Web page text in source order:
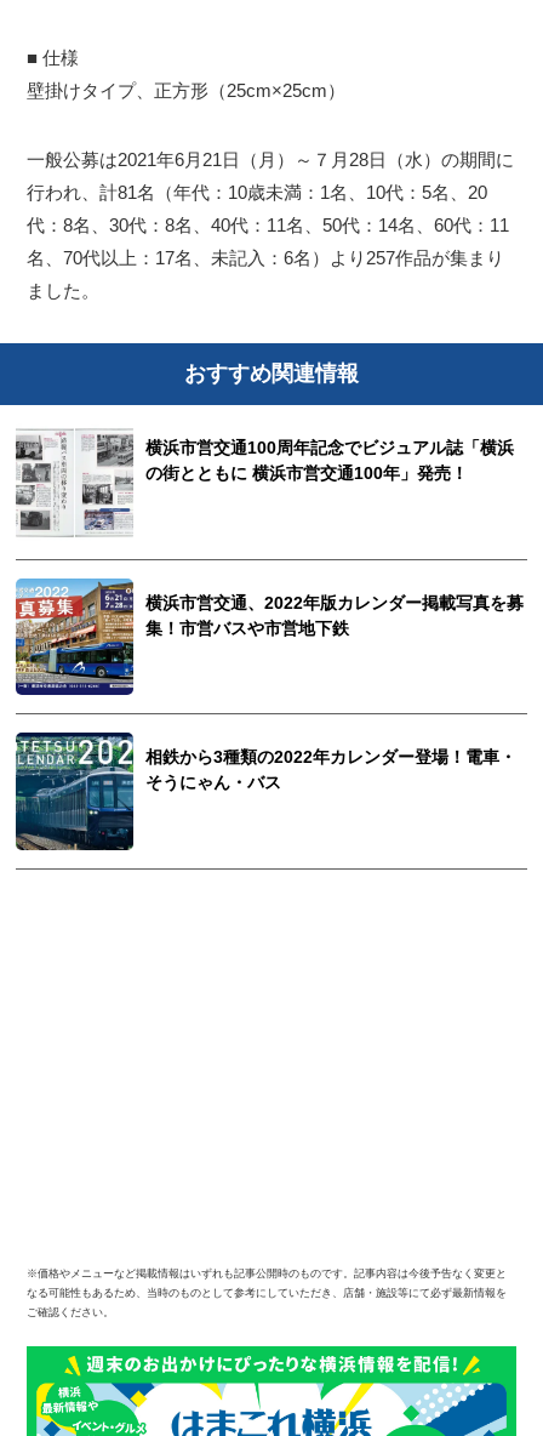
■ 仕様
壁掛けタイプ、正方形（25cm×25cm）
一般公募は2021年6月21日（月）～７月28日（水）の期間に
行われ、計81名（年代：10歳未満：1名、10代：5名、20
代：8名、30代：8名、40代：11名、50代：14名、60代：11
名、70代以上：17名、未記入：6名）より257作品が集まり
ました。
おすすめ関連情報
横浜市営交通100周年記念でビジュアル誌「横浜
の街とともに 横浜市営交通100年」発売！
横浜市営交通、2022年版カレンダー掲載写真を募
集！市営バスや市営地下鉄
相鉄から3種類の2022年カレンダー登場！電車・
そうにゃん・バス
※価格やメニューなど掲載情報はいずれも記事公開時のものです。記事内容は今後予告なく変更と
なる可能性もあるため、当時のものとして参考にしていただき、店舗・施設等にて必ず最新情報を
ご確認ください。